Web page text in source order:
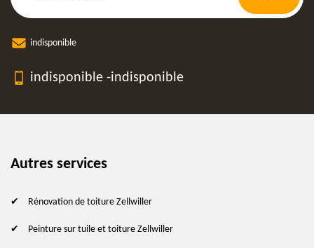
indisponible
indisponible -indisponible
Autres services
Rénovation de toiture Zellwiller
Peinture sur tuile et toiture Zellwiller